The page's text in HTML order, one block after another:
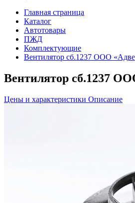
Главная страница
Каталог
Автотовары
ПЖД
Комплектующие
Вентилятор сб.1237 ООО
Вентилятор сб.1237
Цены и характеристики Описание